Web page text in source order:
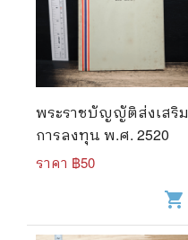
พระราชบัญญัติส่งเสริม
การลงทุน พ.ศ. 2520
ราคา ฿50
shopping_cart